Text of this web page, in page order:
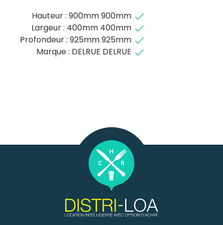
Hauteur : 900mm 900mm done
Largeur : 400mm 400mm done
Profondeur : 925mm 925mm done
Marque : DELRUE DELRUE done